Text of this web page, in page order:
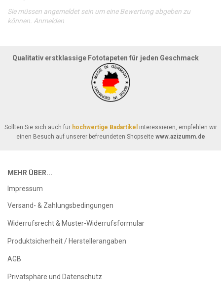
Sie müssen angemeldet sein um eine Bewertung abgeben zu
können. Anmelden
Qualitativ erstklassige Fototapeten für jeden Geschmack
Sollten Sie sich auch für hochwertige Badartikel interessieren, empfehlen wir
einen Besuch auf unserer befreundeten Shopseite www.azizumm.de
MEHR ÜBER...
Impressum
Versand- & Zahlungsbedingungen
Widerrufsrecht & Muster-Widerrufsformular
Produktsicherheit / Herstellerangaben
AGB
Privatsphäre und Datenschutz